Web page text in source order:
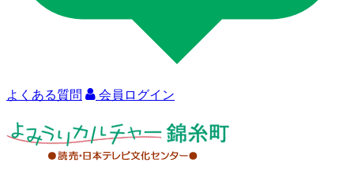
よくある質問 会員ログイン